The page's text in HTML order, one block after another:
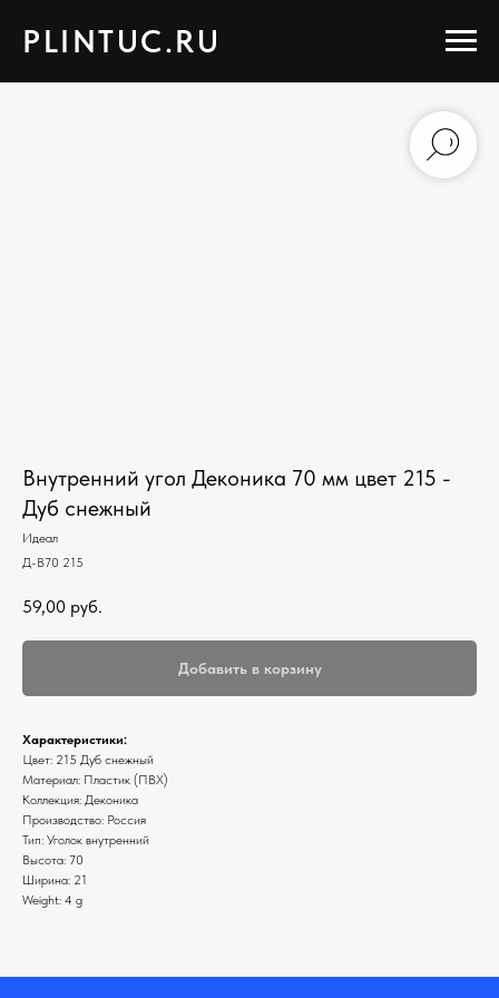
PLINTUC.RU
Внутренний угол Деконика 70 мм цвет 215 -
Дуб снежный
Идеал
Д-В70 215
59,00 руб.
Добавить в корзину
Характеристики:
Цвет: 215 Дуб снежный
Материал: Пластик (ПВХ)
Коллекция: Деконика
Производство: Россия
Тип: Уголок внутренний
Высота: 70
Ширина: 21
Weight: 4 g